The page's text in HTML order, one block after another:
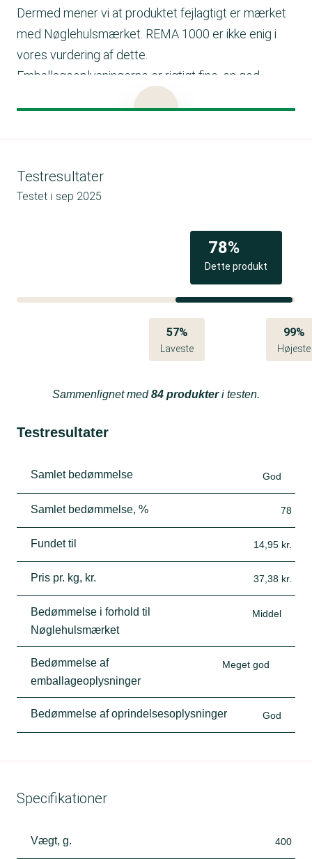
Dermed mener vi at produktet fejlagtigt er mærket
med Nøglehulsmærket. REMA 1000 er ikke enig i
vores vurdering af dette.
Emballageoplysningerne er rigtigt fine, en god
forbrugeroplysning kunne være at præcisere
Tilberedningsforslag
fx dit grillkød.
Du kan tilberede blandingen enten i ovnen eller op
Testresultater
Testet i sep 2025
Dette produkt
78%
57%
Laveste
99%
Højeste
Sammenlignet med84 produkteri testen.
Testresultater
Samlet bedømmelse God
Samlet bedømmelse, % 78
Fundet til 14,95 kr.
Pris pr. kg, kr. 37,38 kr.
Bedømmelse i forhold til
Nøglehulsmærket
Middel
Bedømmelse af
emballageoplysninger
Meget god
Bedømmelse af oprindelsesoplysninger God
Specifikationer
Vægt, g. 400